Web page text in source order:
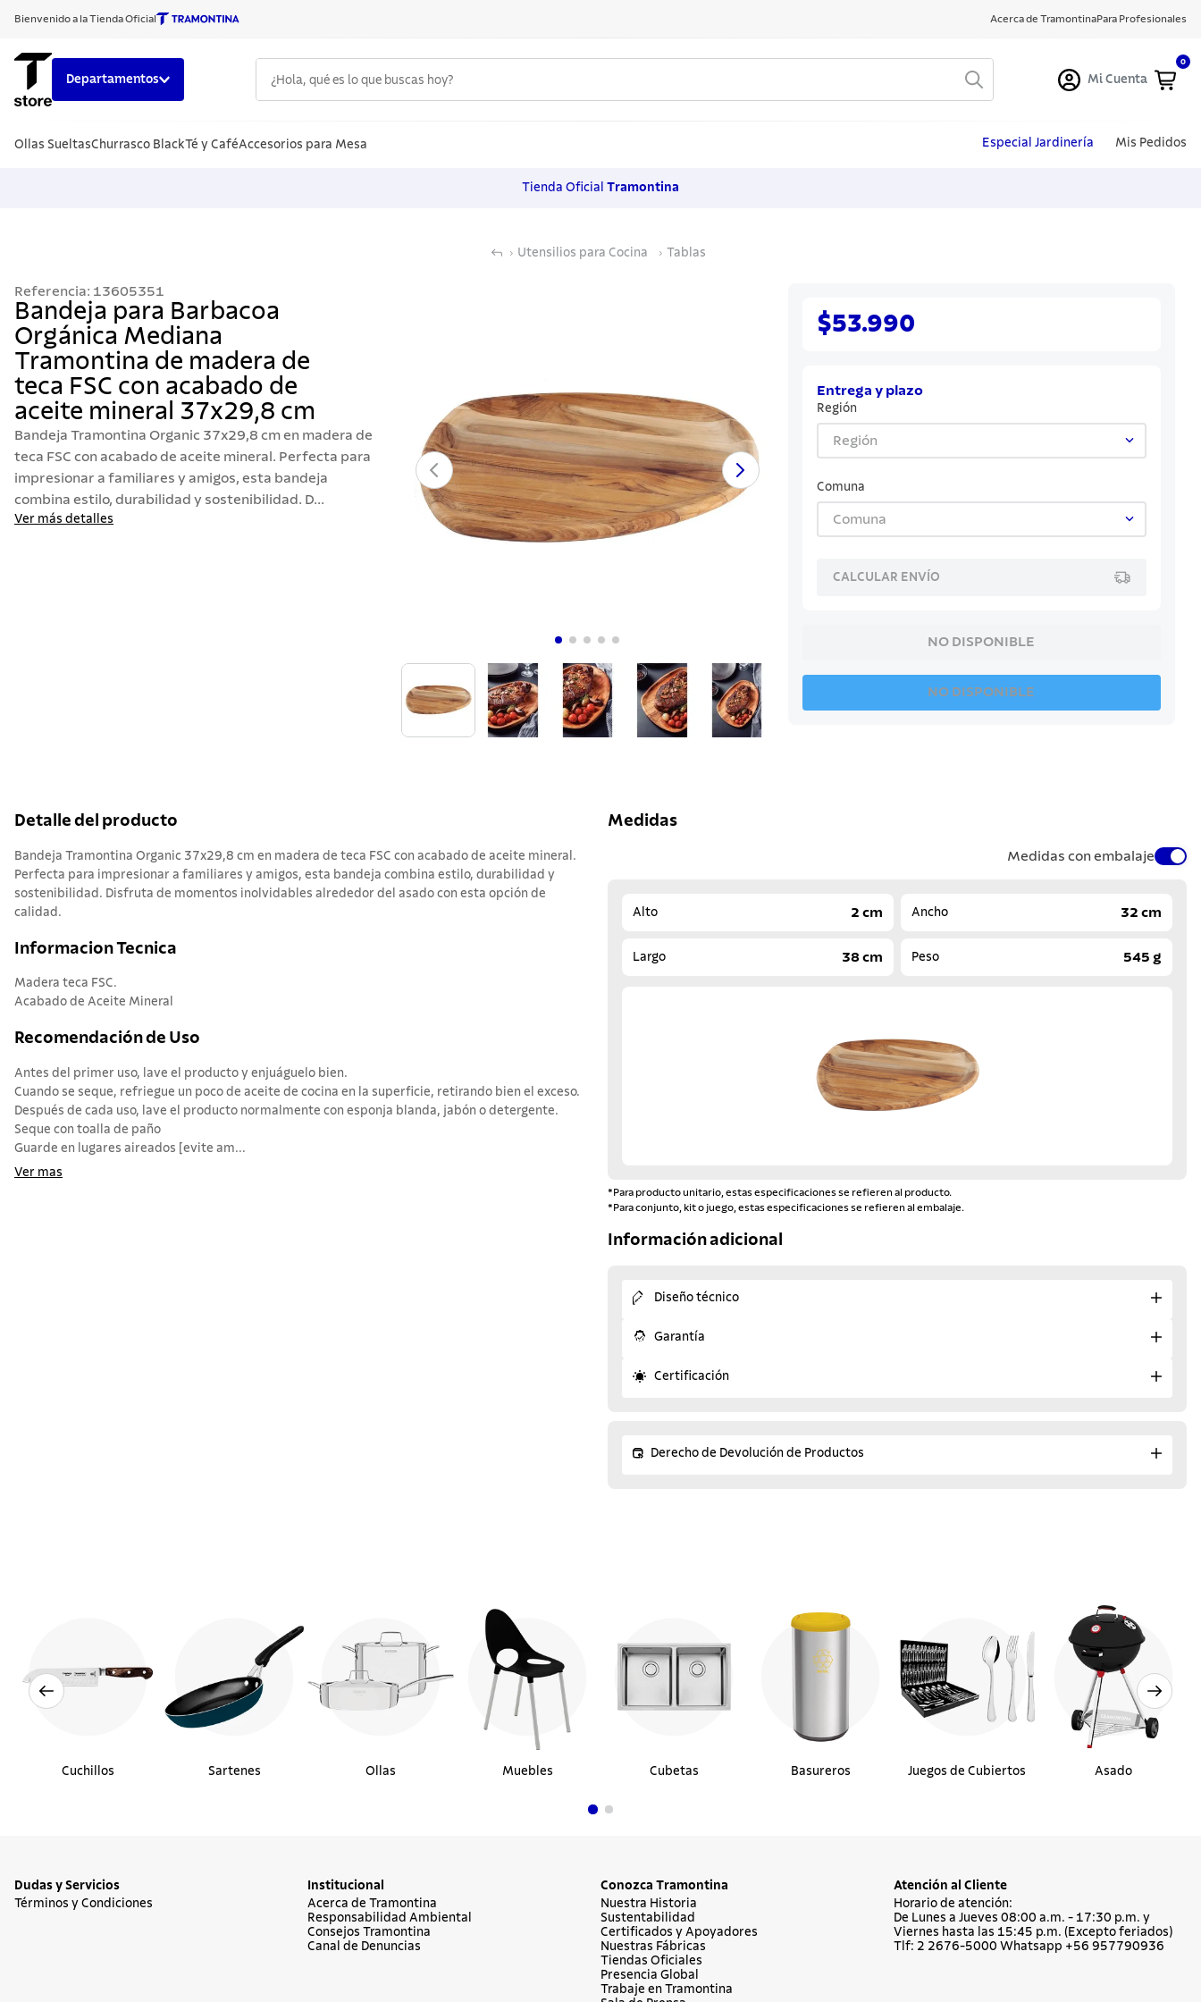
Bienvenido a la Tienda Oficial Acerca de TramontinaPara Profesionales
Departamentos Mi Cuenta
0
Ollas SueltasChurrasco BlackTé y CaféAccesorios para Mesa Especial Jardinería Mis Pedidos
Tienda Oficial Tramontina
Utensilios para Cocina Tablas
Referencia: 13605351
Bandeja para Barbacoa
Orgánica Mediana
Tramontina de madera de
teca FSC con acabado de
aceite mineral 37x29,8 cm
Bandeja Tramontina Organic 37x29,8 cm en madera de
teca FSC con acabado de aceite mineral. Perfecta para
impresionar a familiares y amigos, esta bandeja
combina estilo, durabilidad y sostenibilidad. D...
Ver más detalles
$53.990
Entrega y plazo
Región
Región
Comuna
Comuna
CALCULAR ENVÍO
NO DISPONIBLE
NO DISPONIBLE
Detalle del producto
Bandeja Tramontina Organic 37x29,8 cm en madera de teca FSC con acabado de aceite mineral.
Perfecta para impresionar a familiares y amigos, esta bandeja combina estilo, durabilidad y
sostenibilidad. Disfruta de momentos inolvidables alrededor del asado con esta opción de
calidad.
Informacion Tecnica
Madera teca FSC.
Acabado de Aceite Mineral
Recomendación de Uso
Antes del primer uso, lave el producto y enjuáguelo bien.
Cuando se seque, refriegue un poco de aceite de cocina en la superficie, retirando bien el exceso.
Después de cada uso, lave el producto normalmente con esponja blanda, jabón o detergente.
Seque con toalla de paño
Guarde en lugares aireados [evite am...
Ver mas
Medidas
Medidas con embalaje
Alto 2 cm Ancho 32 cm
Largo 38 cm Peso 545 g
*Para producto unitario, estas especificaciones se refieren al producto.
*Para conjunto, kit o juego, estas especificaciones se refieren al embalaje.
Información adicional
Diseño técnico
Garantía
Certificación
Derecho de Devolución de Productos
Cuchillos Sartenes Ollas Muebles Cubetas Basureros Juegos de Cubiertos Asado
Dudas y Servicios
Términos y Condiciones
Institucional
Acerca de Tramontina
Responsabilidad Ambiental
Consejos Tramontina
Canal de Denuncias
Conozca Tramontina
Nuestra Historia
Sustentabilidad
Certificados y Apoyadores
Nuestras Fábricas
Tiendas Oficiales
Presencia Global
Trabaje en Tramontina
Atención al Cliente
Horario de atención:
De Lunes a Jueves 08:00 a.m. - 17:30 p.m. y
Viernes hasta las 15:45 p.m. (Excepto feriados)
Tlf: 2 2676-5000 Whatsapp +56 957790936
1.
cuchillos
10. allegra